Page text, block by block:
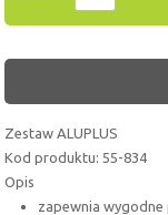
Zestaw ALUPLUS
Kod produktu: 55-834
Opis
zapewnia wygodne